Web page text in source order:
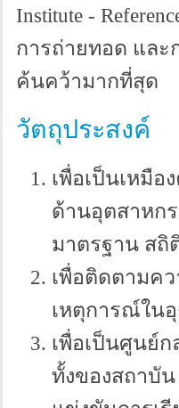
Institute -
การถ่ายทอด และ
ค้นคว้ามากที่สุด
วัตถุประสงค์
เพื่อเป็นเหมื
ด้านอุตสาหก
มาตรฐาน สถิ
เพื่อติดตามค
เหตุการณ์ใน
เพื่อเป็นศูนย์
ทั้งของสถาบั